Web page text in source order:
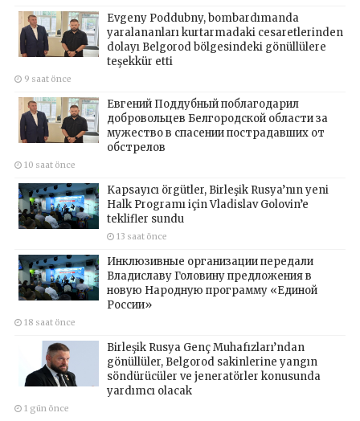
Evgeny Poddubny, bombardımanda
yaralananları kurtarmadaki cesaretlerinden
dolayı Belgorod bölgesindeki gönüllülere
teşekkür etti
9 saat önce
Евгений Поддубный поблагодарил
добровольцев Белгородской области за
мужество в спасении пострадавших от
обстрелов
10 saat önce
Kapsayıcı örgütler, Birleşik Rusya’nın yeni
Halk Programı için Vladislav Golovin’e
teklifler sundu
13 saat önce
Инклюзивные организации передали
Владиславу Головину предложения в
новую Народную программу «Единой
России»
18 saat önce
Birleşik Rusya Genç Muhafızları’ndan
gönüllüler, Belgorod sakinlerine yangın
söndürücüler ve jeneratörler konusunda
yardımcı olacak
1 gün önce